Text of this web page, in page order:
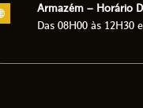
Armazém – Horário
Das 08H00 às 12H30